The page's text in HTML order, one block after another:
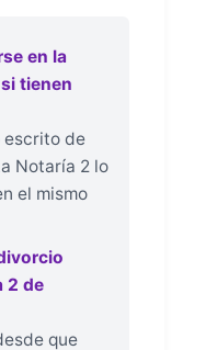
en la
tienen
escrito de
Notaría 2 lo
el mismo
2 de
que